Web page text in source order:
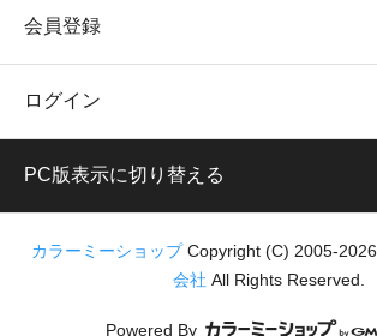
会員登録
ログイン
PC版表示に切り替える
カラーミーショップCopyright (C) 2005-2026
会社 All Rights Reserved.
Powered By